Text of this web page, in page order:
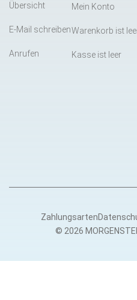
Übersicht
E-Mail schreiben
Anrufen
Mein Konto
Warenkorb ist
Kasse ist leer
© 2026
Zahlungsarten